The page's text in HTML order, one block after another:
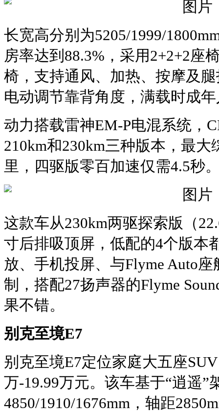
长宽高分别为5205/1999/
房率达到88.3%，采用2+2+2座
椅，支持通风、加热、按摩及
电动调节靠背角度，满载时成
动力搭载雷神EM-P电混系统，
210km和230km三种版本，最大
里‌‌，四驱版零百加速仅需‌4.5秒‌
这款车从230km两驱探索版（
寸后排吸顶屏，低配的4个版本
放、手机投屏、与Flyme Auto
制，搭配27扬声器的Flyme
果不错。
别克至境E7
别克至境E7定位家庭大五座
万-19.99万元。该车基于“逍遥”
4850/1910/1676mm，轴距